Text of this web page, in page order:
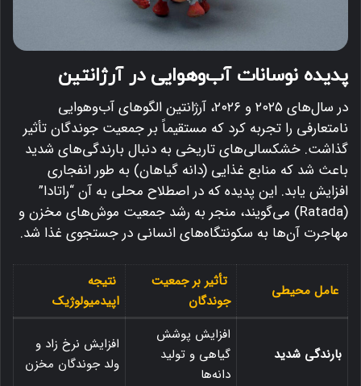
پدیده نوسانات آب‌وهوایی در آرژانتین
در سال‌های ۲۰۲۵ و ۲۰۲۶، آرژانتین الگوهای آب‌وهوایی
نامتعارفی را تجربه کرد که مستقیماً بر جمعیت جوندگان تأثیر
گذاشت. خشکسالی‌های تاریخی به دنبال بارندگی‌های شدید
باعث شد که منابع غذایی (دانه گیاهان) به طور انفجاری
افزایش یابد. این پدیده که در اصطلاح محلی به آن “راتادا”
(Ratada) می‌گویند، منجر به رشد جمعیت موش‌های مخزن و
مهاجرت آن‌ها به سکونتگاه‌های انسانی در جستجوی غذا شد.
عامل محیطی
تأثیر بر جمعیت
جوندگان
نتیجه
اپیدمیولوژیک
بارندگی شدید
افزایش پوشش
گیاهی و تولید
دانه‌ها
افزایش نرخ زاد و
ولد جوندگان مخزن